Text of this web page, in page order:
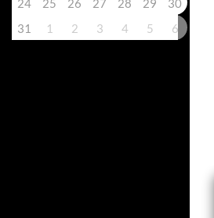
24
25 26 27 28 29
30
31
1 2 3 4 5 6